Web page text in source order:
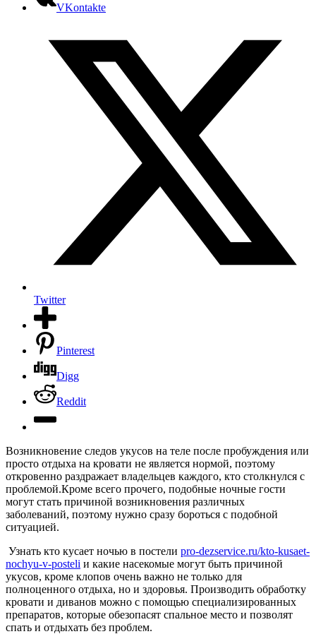
VKontakte
Twitter
Pinterest
Digg
Reddit
Возникновение следов укусов на теле после пробуждения или
просто отдыха на кровати не является нормой, поэтому
откровенно раздражает владельцев каждого, кто столкнулся с
проблемой.Кроме всего прочего, подобные ночные гости
могут стать причиной возникновения различных
заболеваний, поэтому нужно сразу бороться с подобной
ситуацией.
Узнать кто кусает ночью в постели pro-dezservice.ru/kto-kusaet-
nochyu-v-posteli и какие насекомые могут быть причиной
укусов, кроме клопов очень важно не только для
полноценного отдыха, но и здоровья. Производить обработку
кровати и диванов можно с помощью специализированных
препаратов, которые обезопасят спальное место и позволят
спать и отдыхать без проблем.